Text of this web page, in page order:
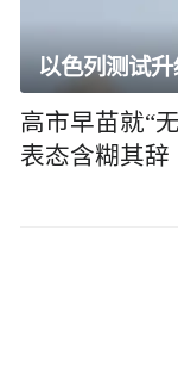
以色列测试
高市早苗就“
表态含糊其辞